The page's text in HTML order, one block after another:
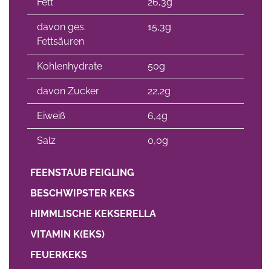
davon ges.
Fettsäuren
15,3g
Kohlenhydrate 50g
davon Zucker 22,2g
Eiweiß 6,4g
Salz 0,0g
FEENSTAUB FEIGLING
BESCHWIPSTER KEKS
HIMMLISCHE KEKSERELLA
VITAMIN K(EKS)
FEUERKEKS